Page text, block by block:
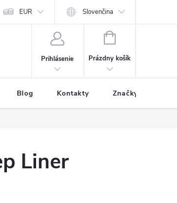
EUR Slovenčina
Prihlásenie
NÁKUPNÝ
Prázdny košík
Blog Kontakty Značky
Liner